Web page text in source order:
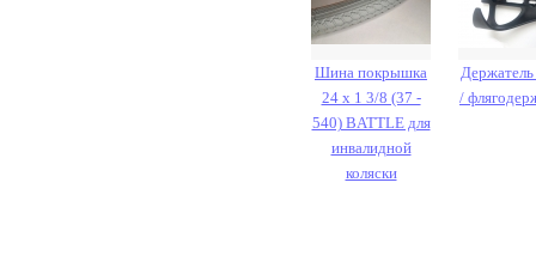
Шина покрышка
24 х 1 3/8 (37 -
540) BATTLE для
инвалидной
коляски
Держатель
/